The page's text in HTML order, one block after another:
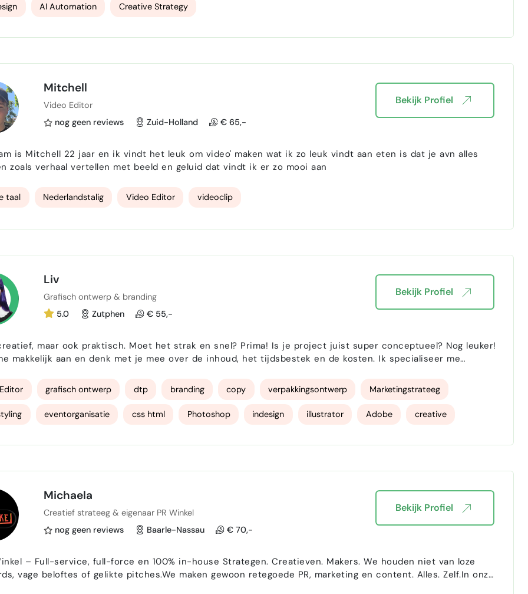
AI Automation Creative Strategy
Mitchell
Video Editor
nog geen reviews
Zuid-Holland € 65,-
is Mitchell 22 jaar en ik vindt het leuk om video' maken wat ik zo leuk vindt aan eten is dat je avn alles
zoals verhaal vertellen met beeld en geluid dat vindt ik er zo mooi aan
taal Nederlandstalig Video Editor videoclip
Bekijk Profiel
Liv
Grafisch ontwerp & branding
5.0
Zutphen € 55,-
maar ook praktisch. Moet het strak en snel? Prima! Is je project juist super conceptueel? Nog leuker!
makkelijk aan en denk met je mee over de inhoud, het tijdsbestek en de kosten. Ik specialiseer me
Daarnaast ondersteun ik graag bij de organisatie…
grafisch ontwerp dtp branding copy verpakkingsontwerp Marketingstrateeg
eventorganisatie css html Photoshop indesign illustrator Adobe creative
Bekijk Profiel
Michaela
Creatief strateeg & eigenaar PR Winkel
nog geen reviews
Baarle-Nassau € 70,-
service, full-force en 100% in-house Strategen. Creatieven. Makers. We houden niet van loze
vage beloftes of gelikte pitches.We maken gewoon retegoede PR, marketing en content. Alles. Zelf.In onze
Bekijk Profiel